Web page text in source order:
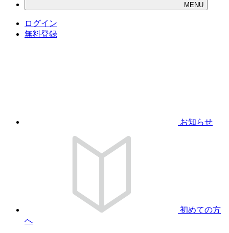
MENU
ログイン
無料登録
お知らせ
初めての方
へ